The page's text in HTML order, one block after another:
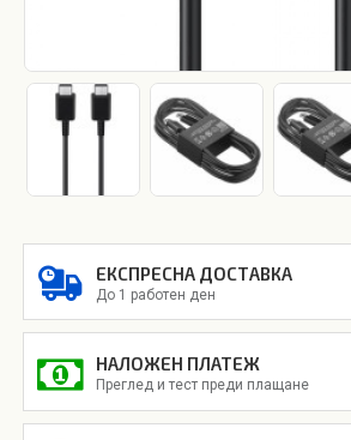
ЕКСПРЕСНА ДОСТАВКА
До 1 работен ден
НАЛОЖЕН ПЛАТЕЖ
Преглед и тест преди плащане